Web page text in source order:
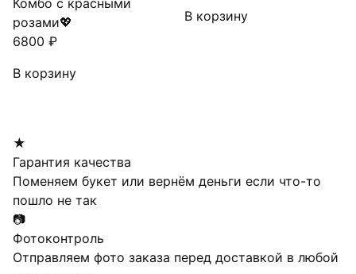
розами💖
6800 ₽
В корзину
В корзину
★
Гарантия качества
Поменяем букет или вернём деньги если что-то
пошло не так
📷
Фотоконтроль
Отправляем фото заказа перед доставкой в любой